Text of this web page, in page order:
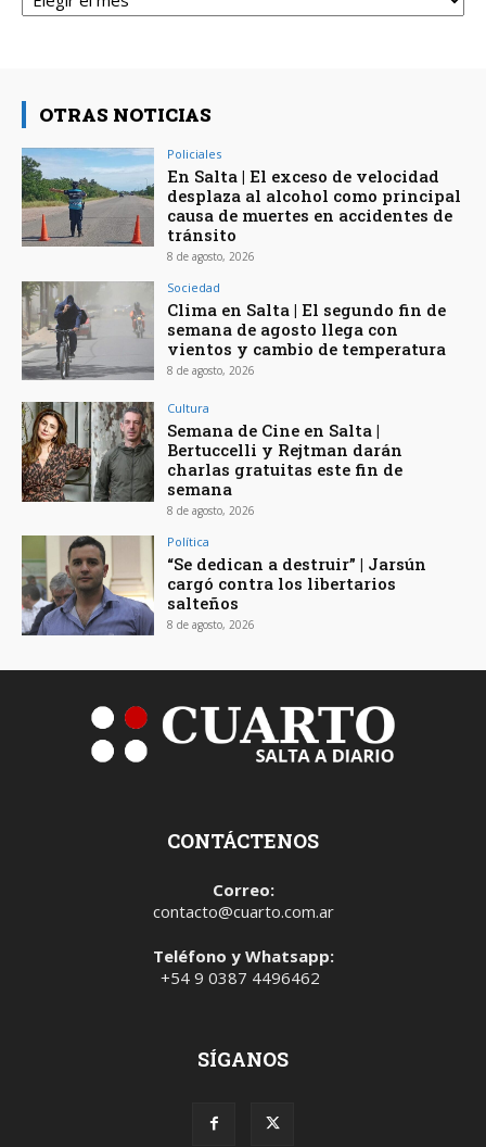
OTRAS NOTICIAS
Policiales
En Salta | El exceso de velocidad
desplaza al alcohol como principal
causa de muertes en accidentes de
tránsito
8 de agosto, 2026
Sociedad
Clima en Salta | El segundo fin de
semana de agosto llega con
vientos y cambio de temperatura
8 de agosto, 2026
Cultura
Semana de Cine en Salta |
Bertuccelli y Rejtman darán
charlas gratuitas este fin de
semana
8 de agosto, 2026
Política
“Se dedican a destruir” | Jarsún
cargó contra los libertarios
salteños
8 de agosto, 2026
CONTÁCTENOS
Correo:
contacto@cuarto.com.ar
Teléfono y Whatsapp:
+54 9 0387 4496462
SÍGANOS